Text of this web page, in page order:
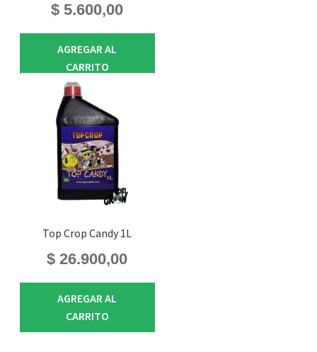
$ 5.600,00
AGREGAR AL
CARRITO
Top Crop Candy 1L
$ 26.900,00
AGREGAR AL
CARRITO